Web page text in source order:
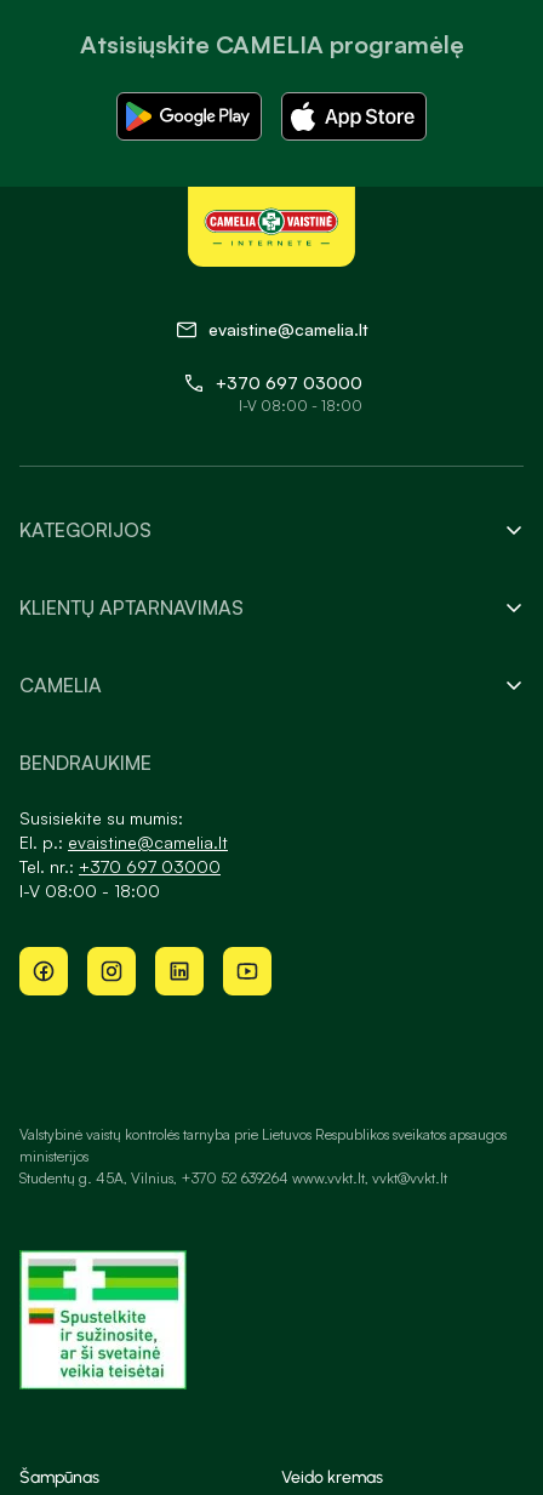
Atsisiųskite CAMELIA programėlę
evaistine@camelia.lt
+370 697 03000
I-V 08:00 - 18:00
KATEGORIJOS
KLIENTŲ APTARNAVIMAS
CAMELIA
BENDRAUKIME
Susisiekite su mumis:
El. p.: evaistine@camelia.lt
Tel. nr.: +370 697 03000
I-V 08:00 - 18:00
Valstybinė vaistų kontrolės tarnyba prie Lietuvos Respublikos sveikatos apsaugos
ministerijos
Studentų g. 45A, Vilnius, +370 52 639264 www.vvkt.lt, vvkt@vvkt.lt
Šampūnas Veido kremas